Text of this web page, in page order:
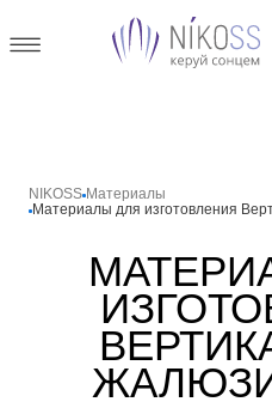
NIKOSS Материалы
Материалы для изготовления